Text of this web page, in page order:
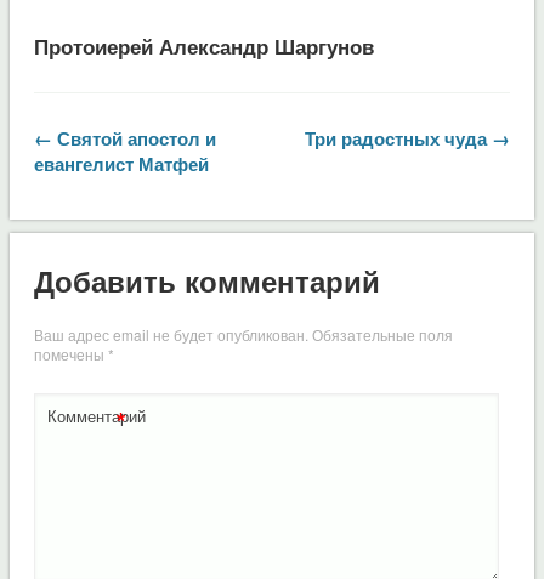
Протоиерей Александр Шаргунов
← Святой апостол и
евангелист Матфей
Три радостных чуда →
Добавить комментарий
Ваш адрес email не будет опубликован.Обязательные поля
помечены *
Комментарий
*